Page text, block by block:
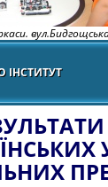
ІНСТИТУТ